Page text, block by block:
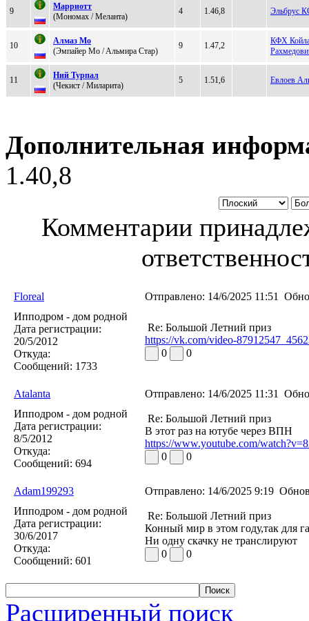
9
Мappиотт
(Мoнoмаx / Meланта)
4 1.46,8 Эльбрус
10
Aлмaз Mo
(Эмпайер Мo / Aльмира Cтар)
9 1.47,2
КФХ
11
Ний Туpпaл
(Чeкиcт / Mилaритa)
5 1.51,6 Евлоев
Дополнительная
1.40,8
Комментарии
Floreal Отправлено: 14/6/2025 11:51
Ипподром - дом родной
Дата регистрации:
20/5/2012
Откуда:
Сообщений: 1733
Re: Большой Летний приз
https://vk.com/video-
0
0
Atalanta Отправлено: 14/6/2025 11:31
Ипподром - дом родной
Дата регистрации:
8/5/2012
Откуда:
Сообщений: 694
Re: Большой Летний приз
В этот раз на ютубе через ВПН
https://www.youtube.com/
0
0
Adam199293 Отправлено: 14/6/2025 9:19
Ипподром - дом родной
Дата регистрации:
30/6/2017
Откуда:
Сообщений: 601
Re: Большой Летний приз
Конный мир в этом году,так для
Ни одну скачку не транслируют
0
0
Расширенный поиск